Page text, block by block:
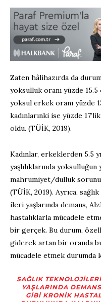
Zaten hâlihazırda da
yoksulluk oranı yüzde
yoksul erkek oranı yüzde
kadınlarınki ise yüzde
oldu. (TÜİK, 2019).
Kadınlar, erkeklerden 5.5
yaşlılıklarında
mahrumiyet/dulluk
(TÜİK, 2019). Ayrıca,
ileri yaşlarında demans,
hastalıklarla mücadele
bir gerçek. Bu durum,
giderek artan bir oranda
mücadele etmek durumda
SAĞLIK
YAŞLARINDA
GIBI KRONIK